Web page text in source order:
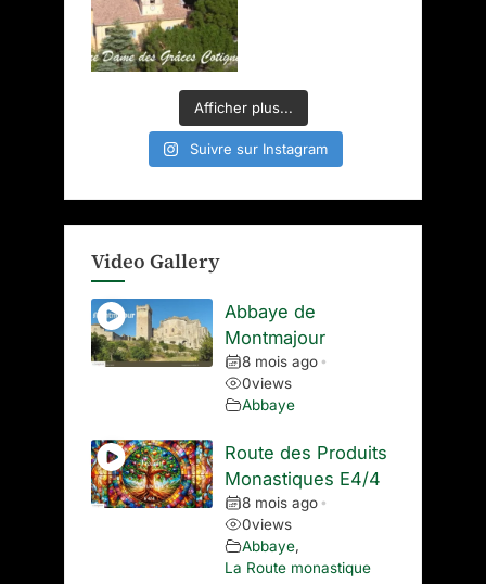
Afficher plus...
Suivre sur Instagram
Video Gallery
Abbaye de
Montmajour
8 mois ago •
0views
Abbaye
Route des Produits
Monastiques E4/4
8 mois ago •
0views
Abbaye,
La Route monastique